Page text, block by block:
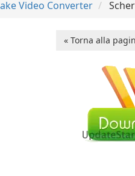
Video Converter
« Torna alla